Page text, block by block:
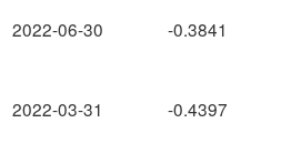
2022-06-30
2022-03-31
-0.3841
-0.4397